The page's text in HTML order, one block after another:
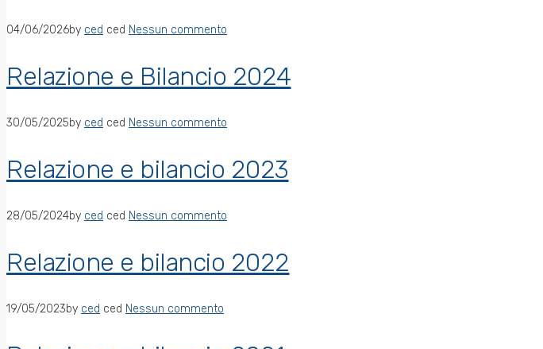
04/06/2026by ced ced Nessun commento
Relazione e Bilancio 2024
30/05/2025by ced ced Nessun commento
Relazione e bilancio 2023
28/05/2024by ced ced Nessun commento
Relazione e bilancio 2022
19/05/2023by ced ced Nessun commento